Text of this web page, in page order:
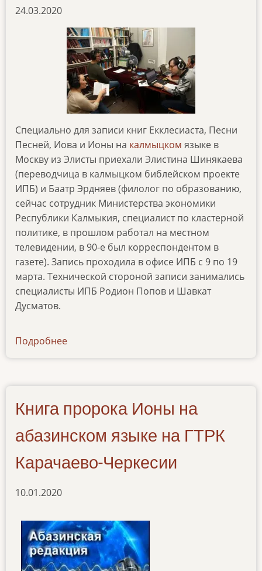
24.03.2020
Специально для записи книг Екклесиаста, Песни
Песней, Иова и Ионы на калмыцком языке в
Москву из Элисты приехали Элистина Шинякаева
(переводчица в калмыцком библейском проекте
ИПБ) и Баатр Эрдняев (филолог по образованию,
сейчас сотрудник Министерства экономики
Республики Калмыкия, специалист по кластерной
политике, в прошлом работал на местном
телевидении, в 90-е был корреспондентом в
газете). Запись проходила в офисе ИПБ с 9 по 19
марта. Технической стороной записи занимались
специалисты ИПБ Родион Попов и Шавкат
Дусматов.
Подробнее
Книга пророка Ионы на
абазинском языке на ГТРК
Карачаево-Черкесии
10.01.2020